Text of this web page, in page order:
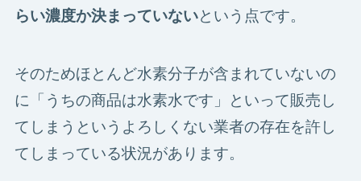
らい濃度か決まっていないという点です。
そのためほとんど水素分子が含まれていないの
に「うちの商品は水素水です」といって販売し
てしまうというよろしくない業者の存在を許し
てしまっている状況があります。